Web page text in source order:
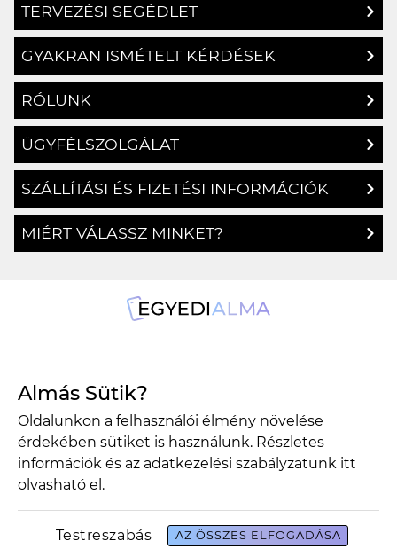
TERVEZÉSI SEGÉDLET
GYAKRAN ISMÉTELT KÉRDÉSEK
RÓLUNK
ÜGYFÉLSZOLGÁLAT
SZÁLLÍTÁSI ÉS FIZETÉSI INFORMÁCIÓK
MIÉRT VÁLASSZ MINKET?
info@egyedialma.hu
1134 Budapest, Angyalföldi út 25.
Adatkezelési szabályzat Általános szerződési feltételek
Almás Sütik?
Oldalunkon a felhasználói élmény növelése
érdekében sütiket is használunk. Részletes
információk és az adatkezelési szabályzatunk itt
olvasható el.
Testreszabás AZ ÖSSZES ELFOGADÁSA